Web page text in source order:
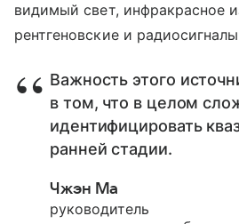
видимый свет, инфракрасное
рентгеновские и
Важность этого
в том, что в целом
идентифицировать
ранней стадии.
Чжэн Ма
руководитель